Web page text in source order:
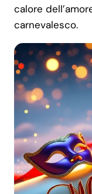
calore
carnevalesco.